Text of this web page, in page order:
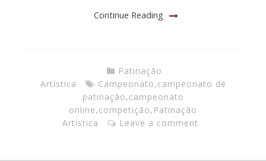
Continue Reading
Patinação
Artística
Campeonato,campeonato de
patinação,campeonato
online,competição, Patinação
Artística
Leave a comment